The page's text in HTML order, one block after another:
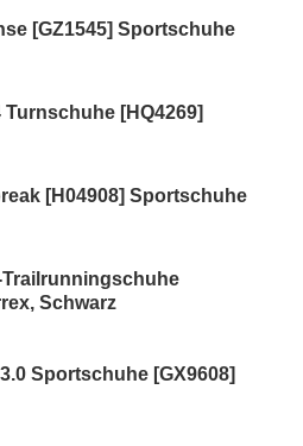
[GZ1545] Sportschuhe
Turnschuhe [HQ4269]
[H04908] Sportschuhe
Schwarz
Sportschuhe [GX9608]